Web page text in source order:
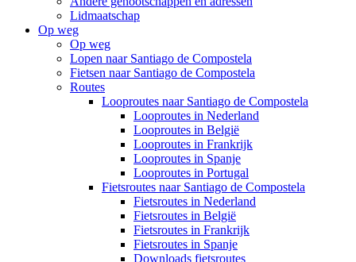
Lidmaatschap
Op weg
Op weg
Lopen naar Santiago de Compostela
Fietsen naar Santiago de Compostela
Routes
Looproutes naar Santiago de Compostela
Looproutes in Nederland
Looproutes in België
Looproutes in Frankrijk
Looproutes in Spanje
Looproutes in Portugal
Fietsroutes naar Santiago de Compostela
Fietsroutes in Nederland
Fietsroutes in België
Fietsroutes in Frankrijk
Fietsroutes in Spanje
Downloads fietsroutes